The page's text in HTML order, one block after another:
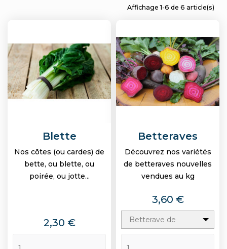
Affichage 1-6 de 6 article(s)
Blette
Nos côtes (ou cardes) de
bette, ou blette, ou
poirée, ou jotte...
Prix
2,30 €
Betteraves
Découvrez nos variétés
de betteraves nouvelles
vendues au kg
Prix
3,60 €
Betterave de
Chioggia